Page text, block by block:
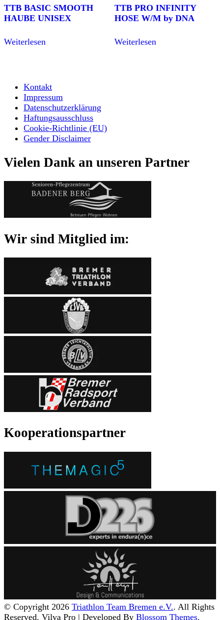
TTB BASIC SMOOTH
HAUBE UNISEX
Weiterlesen
TTB PRO INFINITY
HOSE W/M by DNA
Weiterlesen
Kontakt
Impressum
Datenschutzerklärung
Haftungsausschluss
Cookie-Richtlinie (EU)
Gender Disclaimer
Vielen Dank an unseren Partner
Wir sind Mitglied im:
Kooperationspartner
© Copyright 2026 Triathlon Team Bremen e.V.. All Rights
Reserved. Vilva Pro | Developed By Blossom Themes.